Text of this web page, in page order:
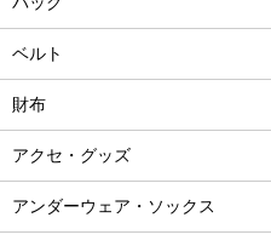
ベルト
財布
アクセ・グッズ
アンダーウェア・ソックス